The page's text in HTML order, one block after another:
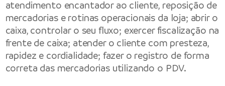
atendimento encantador ao cliente, reposição de
mercadorias e rotinas operacionais da loja; abrir o
caixa, controlar o seu fluxo; exercer fiscalização na
frente de caixa; atender o cliente com presteza,
rapidez e cordialidade; fazer o registro de forma
correta das mercadorias utilizando o PDV.